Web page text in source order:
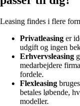
Leasing findes i flere
Privatleasing er
udgift og ingen
Erhvervsleasing
medarbejdere
fordele.
Flexleasing
betales løbende,
modeller.